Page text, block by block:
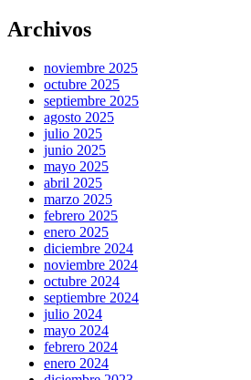
Archivos
noviembre 2025
octubre 2025
septiembre 2025
agosto 2025
julio 2025
junio 2025
mayo 2025
abril 2025
marzo 2025
febrero 2025
enero 2025
diciembre 2024
noviembre 2024
octubre 2024
septiembre 2024
julio 2024
mayo 2024
febrero 2024
enero 2024